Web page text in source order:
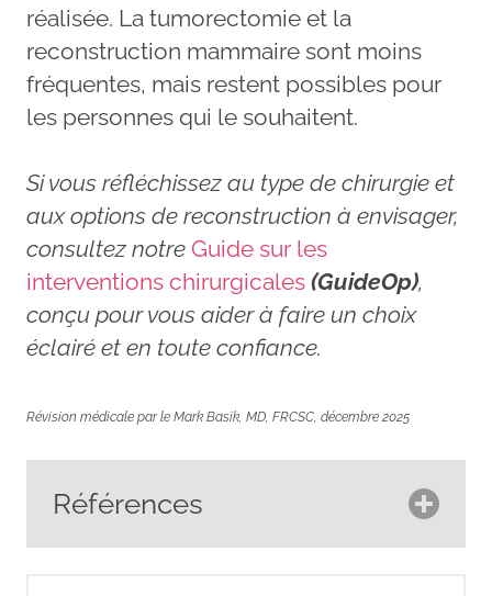
réalisée. La tumorectomie et la
reconstruction mammaire sont moins
fréquentes, mais restent possibles pour
les personnes qui le souhaitent.
Si vous réfléchissez au type de chirurgie et
aux options de reconstruction à envisager,
consultez notre Guide sur les
interventions chirurgicales (GuideOp),
conçu pour vous aider à faire un choix
éclairé et en toute confiance.
Révision médicale par le Mark Basik, MD, FRCSC, décembre 2025
Références